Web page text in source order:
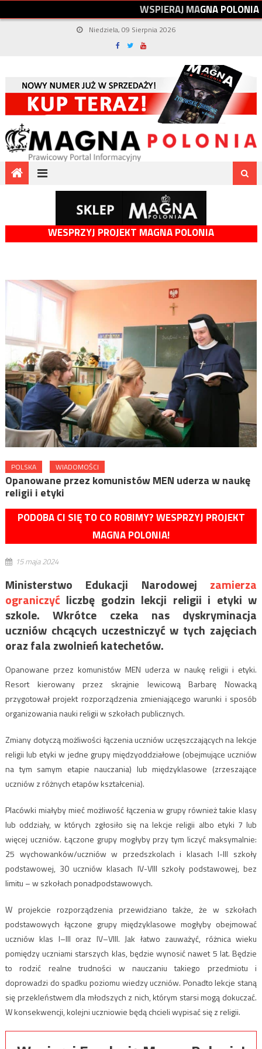
WSPIERAJMAGNAPOLONIA
Niedziela, 09 Sierpnia 2026
WESPRZYJ PROJEKT MAGNA POLONIA
POLSKA WIADOMOŚCI
Opanowane przez komunistów MEN uderza w naukę
religii i etyki
PODOBA CI SIĘ TO CO ROBIMY? WESPRZYJ PROJEKT
MAGNA POLONIA!
15 maja 2024
Ministerstwo Edukacji Narodowej zamierza
ograniczyćliczbę godzin lekcji religii i etyki w
szkole. Wkrótce czeka nas dyskryminacja
uczniów chcących uczestniczyć w tych zajęciach
oraz fala zwolnień katechetów.
Opanowane przez komunistów MEN uderza w naukę religii i etyki.
Resort kierowany przez skrajnie lewicową Barbarę Nowacką
przygotował projekt rozporządzenia zmieniającego warunki i sposób
organizowania nauki religii w szkołach publicznych.
Zmiany dotyczą możliwości łączenia uczniów uczęszczających na lekcje
religii lub etyki w jedne grupy międzyoddziałowe (obejmujące uczniów
na tym samym etapie nauczania) lub międzyklasowe (zrzeszające
uczniów z różnych etapów kształcenia).
Placówki miałyby mieć możliwość łączenia w grupy również takie klasy
lub oddziały, w których zgłosiło się na lekcje religii albo etyki 7 lub
więcej uczniów. Łączone grupy mogłyby przy tym liczyć maksymalnie:
25 wychowanków/uczniów w przedszkolach i klasach I-III szkoły
podstawowej, 30 uczniów klasach IV-VIII szkoły podstawowej, bez
limitu – w szkołach ponadpodstawowych.
W projekcie rozporządzenia przewidziano także, że w szkołach
podstawowych łączone grupy międzyklasowe mogłyby obejmować
uczniów klas I–III oraz IV–VIII. Jak łatwo zauważyć, różnica wieku
pomiędzy uczniami starszych klas, będzie wynosić nawet 5 lat. Będzie
to rodzić realne trudności w nauczaniu takiego przedmiotu i
doprowadzi do spadku poziomu wiedzy uczniów. Ponadto lekcje staną
się przekleństwem dla młodszych z nich, którym starsi mogą dokuczać.
W konsekwencji, kolejni uczniowie będą chcieli wypisać się z religii.